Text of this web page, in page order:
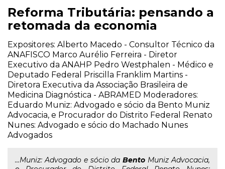
Reforma Tributária: pensando a
retomada da economia
Expositores: Alberto Macedo - Consultor Técnico da
ANAFISCO Marco Aurélio Ferreira - Diretor
Executivo da ANAHP Pedro Westphalen - Médico e
Deputado Federal Priscilla Franklim Martins -
Diretora Executiva da Associação Brasileira de
Medicina Diagnóstica - ABRAMED Moderadores:
Eduardo Muniz: Advogado e sócio da Bento Muniz
Advocacia, e Procurador do Distrito Federal Renato
Nunes: Advogado e sócio do Machado Nunes
Advogados
...Muniz: Advogado e sócio daBento Muniz Advocacia,